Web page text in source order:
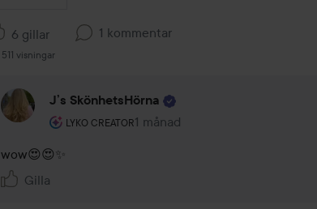
6 gillar 1 kommentar
511 visningar
J’s SkönhetsHörna
LYKO CREATOR
Användarens roll: Lyko Creator.
1 månad
Kommentaren lades 1 månad
wow😍😍✨
Gilla